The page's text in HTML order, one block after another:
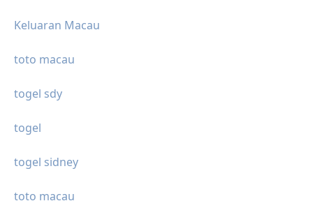
Keluaran Macau
toto macau
togel sdy
togel
togel sidney
toto macau